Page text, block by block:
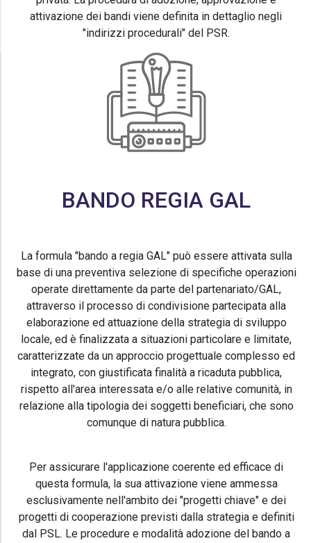
attivazione dei bandi viene definita in dettaglio negli
"indirizzi procedurali" del PSR.
BANDO REGIA GAL
La formula "bando a regia GAL" può essere attivata sulla
base di una preventiva selezione di specifiche operazioni
operate direttamente da parte del partenariato/GAL,
attraverso il processo di condivisione partecipata alla
elaborazione ed attuazione della strategia di sviluppo
locale, ed è finalizzata a situazioni particolare e limitate,
caratterizzate da un approccio progettuale complesso ed
integrato, con giustificata finalità a ricaduta pubblica,
rispetto all'area interessata e/o alle relative comunità, in
relazione alla tipologia dei soggetti beneficiari, che sono
comunque di natura pubblica.
Per assicurare l'applicazione coerente ed efficace di
questa formula, la sua attivazione viene ammessa
esclusivamente nell'ambito dei "progetti chiave" e dei
progetti di cooperazione previsti dalla strategia e definiti
dal PSL. Le procedure e modalità adozione del bando a